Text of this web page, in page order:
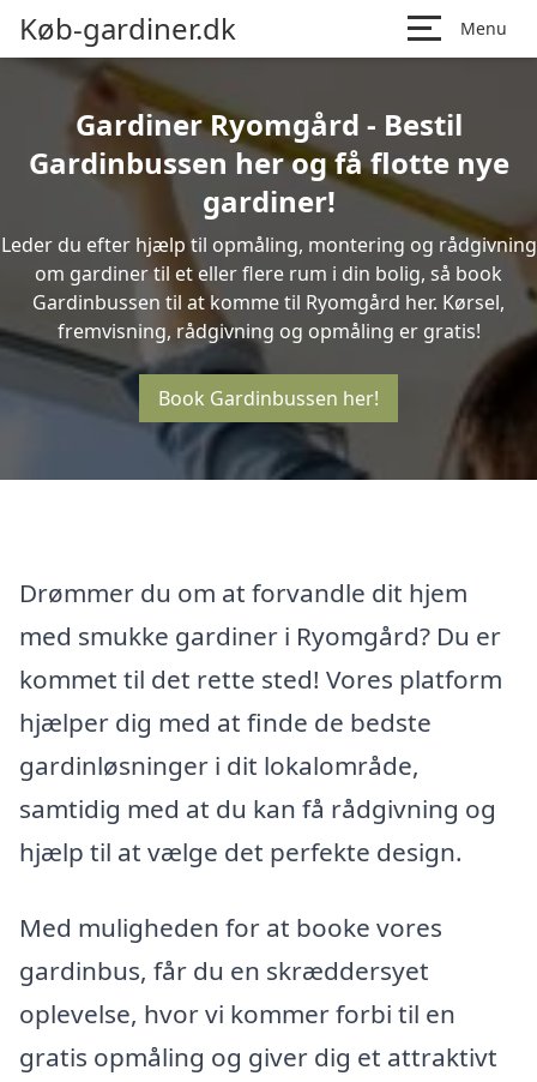
Køb-gardiner.dk Menu
Gardiner Ryomgård - Bestil
Gardinbussen her og få flotte nye
gardiner!
Leder du efter hjælp til opmåling, montering og rådgivning
om gardiner til et eller flere rum i din bolig, så book
Gardinbussen til at komme til Ryomgård her. Kørsel,
fremvisning, rådgivning og opmåling er gratis!
Book Gardinbussen her!
Drømmer du om at forvandle dit hjem
med smukke gardiner i Ryomgård? Du er
kommet til det rette sted! Vores platform
hjælper dig med at finde de bedste
gardinløsninger i dit lokalområde,
samtidig med at du kan få rådgivning og
hjælp til at vælge det perfekte design.
Med muligheden for at booke vores
gardinbus, får du en skræddersyet
oplevelse, hvor vi kommer forbi til en
gratis opmåling og giver dig et attraktivt